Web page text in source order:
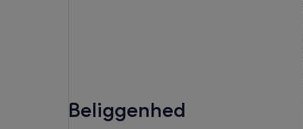
Beliggenhed